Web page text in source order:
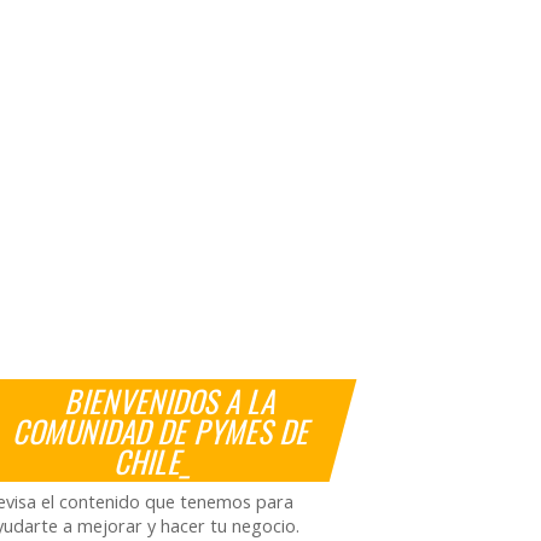
BIENVENIDOS A LA
COMUNIDAD DE PYMES DE
CHILE_
el contenido que tenemos para
a mejorar y hacer tu negocio.